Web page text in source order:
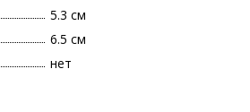
5.3 см
6.5 см
нет